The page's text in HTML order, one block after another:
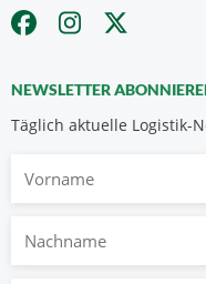
NEWSLETTER
Täglich aktuelle Logistik-
Nachname